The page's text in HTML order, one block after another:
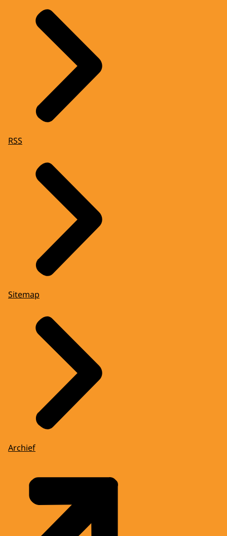
RSS
Sitemap
Archief